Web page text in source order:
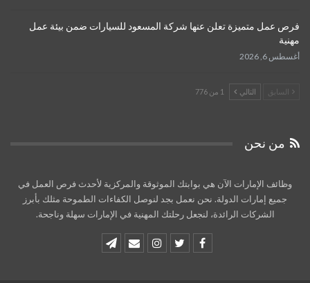
فرص عمل متميزة تعلن عنها شركة المسعود للسيارات ضمن بيئة عمل
مهنية
أغسطس 6, 2026
السابق التالي 1 من 776
من نحن
وظائف الإمارات الآن هي بوابتك الموثوقة والمركزية لأحدث فرص العمل في
جميع إمارات الدولة. نحن نعمل بجد لنوصل الكفاءات الطموحة مثلك بأبرز
الشركات الرائدة، لنجعل رحلتك المهنية في الإمارات سهلة وناجحة.